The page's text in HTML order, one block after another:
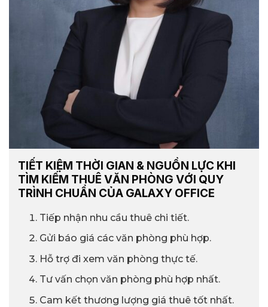
TIẾT KIỆM THỜI GIAN & NGUỒN LỰC KHI
TÌM KIẾM THUÊ VĂN PHÒNG VỚI QUY
TRÌNH CHUẨN CỦA GALAXY OFFICE
Tiếp nhận nhu cầu thuê chi tiết.
Gửi báo giá các văn phòng phù hợp.
Hỗ trợ đi xem văn phòng thực tế.
Tư vấn chọn văn phòng phù hợp nhất.
Cam kết thương lượng giá thuê tốt nhất.